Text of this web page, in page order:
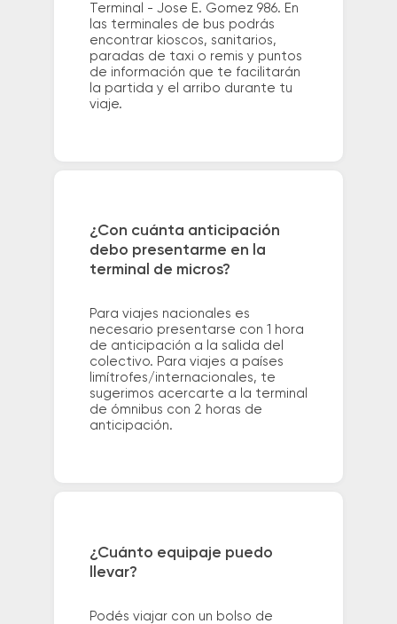
Terminal - Jose E. Gomez 986. En
las terminales de bus podrás
encontrar kioscos, sanitarios,
paradas de taxi o remis y puntos
de información que te facilitarán
la partida y el arribo durante tu
viaje.
¿Con cuánta anticipación
debo presentarme en la
terminal de micros?
Para viajes nacionales es
necesario presentarse con 1 hora
de anticipación a la salida del
colectivo. Para viajes a países
limítrofes/internacionales, te
sugerimos acercarte a la terminal
de ómnibus con 2 horas de
anticipación.
¿Cuánto equipaje puedo
llevar?
Podés viajar con un bolso de